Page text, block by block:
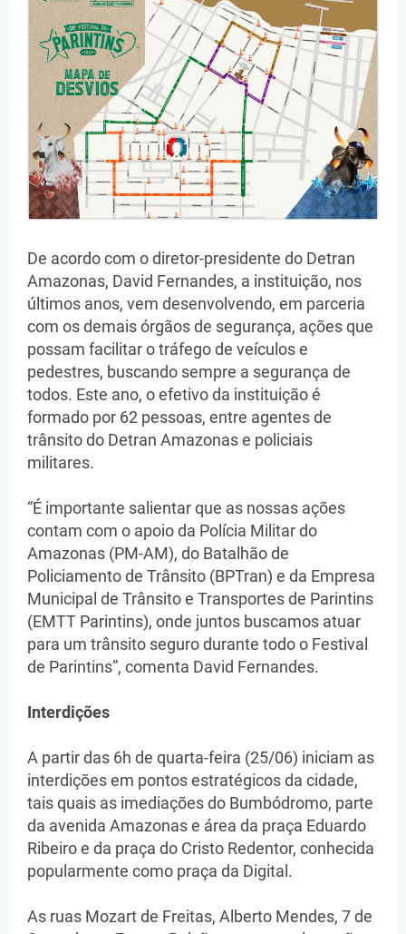
De acordo com o diretor-presidente do Detran
Amazonas, David Fernandes, a instituição, nos
últimos anos, vem desenvolvendo, em parceria
com os demais órgãos de segurança, ações que
possam facilitar o tráfego de veículos e
pedestres, buscando sempre a segurança de
todos. Este ano, o efetivo da instituição é
formado por 62 pessoas, entre agentes de
trânsito do Detran Amazonas e policiais
militares.
“É importante salientar que as nossas ações
contam com o apoio da Polícia Militar do
Amazonas (PM-AM), do Batalhão de
Policiamento de Trânsito (BPTran) e da Empresa
Municipal de Trânsito e Transportes de Parintins
(EMTT Parintins), onde juntos buscamos atuar
para um trânsito seguro durante todo o Festival
de Parintins”, comenta David Fernandes.
Interdições
A partir das 6h de quarta-feira (25/06) iniciam as
interdições em pontos estratégicos da cidade,
tais quais as imediações do Bumbódromo, parte
da avenida Amazonas e área da praça Eduardo
Ribeiro e da praça do Cristo Redentor, conhecida
popularmente como praça da Digital.
As ruas Mozart de Freitas, Alberto Mendes, 7 de